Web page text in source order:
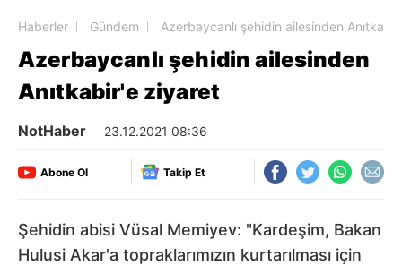
Haberler Gündem Azerbaycanlı şehidin ailesinden
Azerbaycanlı şehidin ailesinden
Anıtkabir'e ziyaret
NotHaber 23.12.2021 08:36
Abone Ol Takip Et
Şehidin abisi Vüsal Memiyev: "Kardeşim, Bakan
Hulusi Akar'a topraklarımızın kurtarılması için